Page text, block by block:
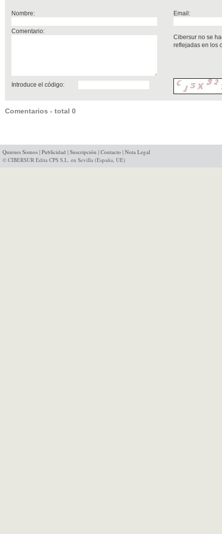
Nombre: Email:
Comentario:
Cibersur no se
reflejadas en los
Introduce el código:
Comentarios - total 0
Quienes Somos | Publicidad | Suscripción | Contacto | Nota Legal
© CIBERSUR Edita CPS S.L. en Sevilla (España, UE)